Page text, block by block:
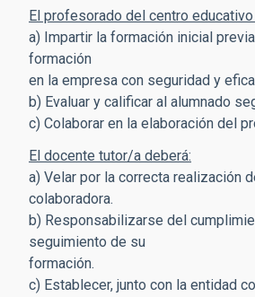
El profesorado del centro educativo
a) Impartir la formación inicial
formación
en la empresa con seguridad y
b) Evaluar y calificar al alumnado
c) Colaborar en la elaboración del
El docente tutor/a deberá:
a) Velar por la correcta realización
colaboradora.
b) Responsabilizarse del
seguimiento de su
formación.
c) Establecer, junto con la entidad